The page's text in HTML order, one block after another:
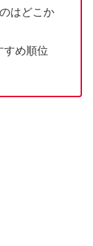
はどこか
すめ順位